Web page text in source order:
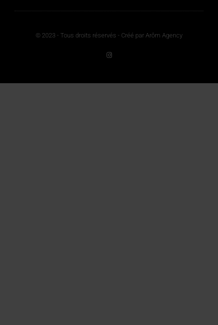
© 2023 - Tous droits réservés - Créé par Arôm Agency